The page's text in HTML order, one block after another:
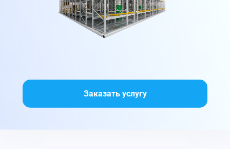
Заказать услугу